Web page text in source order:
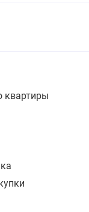
квартиры